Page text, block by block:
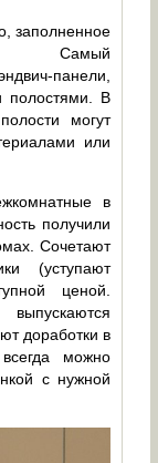
заполненное
Самый
панели,
полостями. В
могут
или
в
получили
Сочетают
(уступают
ценой.
доработки в
можно
с нужной